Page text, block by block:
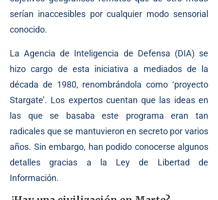
serían inaccesibles por cualquier modo sensorial
conocido.
La Agencia de Inteligencia de Defensa (DIA) se
hizo cargo de esta iniciativa a mediados de la
década de 1980, renombrándola como ‘proyecto
Stargate’. Los expertos cuentan que las ideas en
las que se basaba este programa eran tan
radicales que se mantuvieron en secreto por varios
años. Sin embargo, han podido conocerse algunos
detalles gracias a la Ley de Libertad de
Información.